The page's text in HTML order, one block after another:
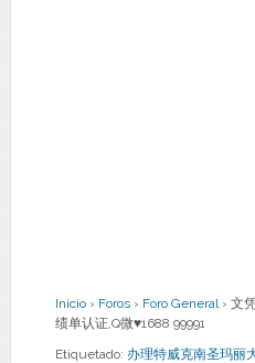
Inicio › Foros › Foro General › 文
绩单认证,Q微♥1688 99991
Etiquetado: 办理特威克南圣玛丽